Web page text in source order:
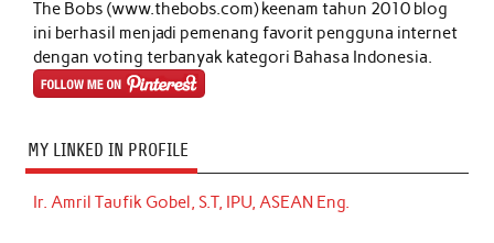
The Bobs (www.thebobs.com) keenam tahun 2010 blog
ini berhasil menjadi pemenang favorit pengguna internet
dengan voting terbanyak kategori Bahasa Indonesia.
MY LINKED IN PROFILE
Ir. Amril Taufik Gobel, S.T, IPU, ASEAN Eng.